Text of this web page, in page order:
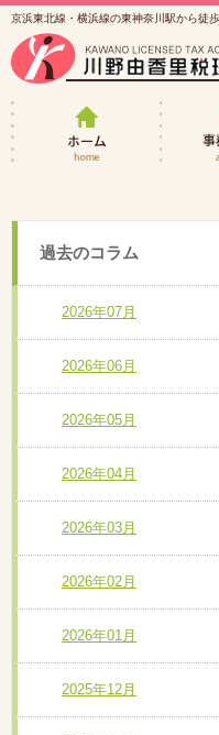
京浜東北線・横浜線の東神奈川駅から徒
女性税
過去のコラム
2026年07月
2026年06月
2026年05月
2026年04月
2026年03月
2026年02月
2026年01月
2025年12月